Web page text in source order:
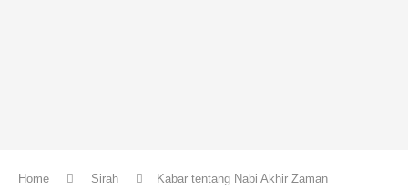
Home Sirah Kabar tentang Nabi Akhir Zaman